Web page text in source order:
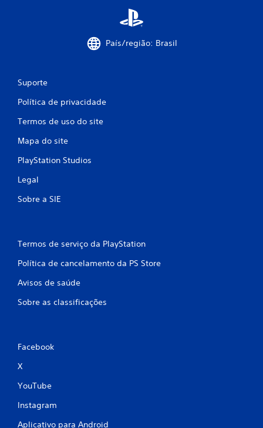
País/região: Brasil
Suporte
Política de privacidade
Termos de uso do site
Mapa do site
PlayStation Studios
Legal
Sobre a SIE
Termos de serviço da PlayStation
Política de cancelamento da PS Store
Avisos de saúde
Sobre as classificações
Facebook
X
YouTube
Instagram
Aplicativo para Android